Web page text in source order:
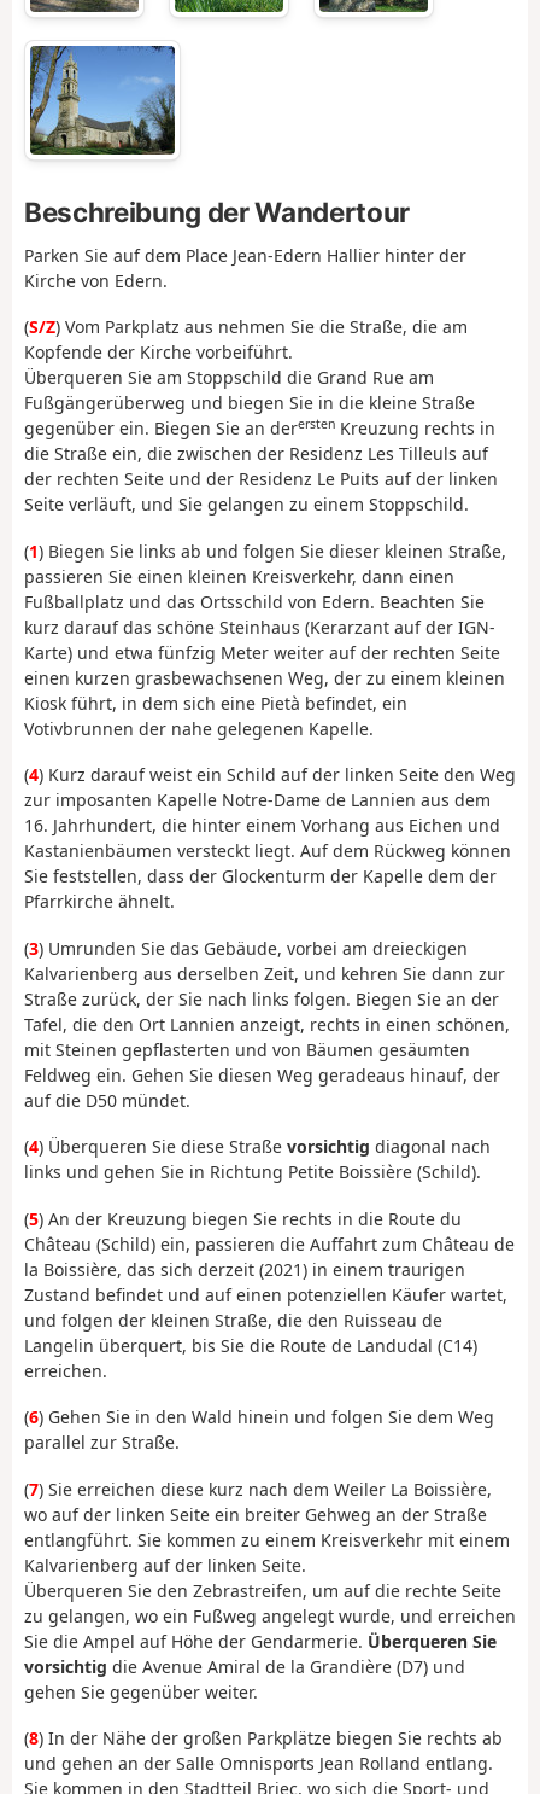
Beschreibung der Wandertour
Parken Sie auf dem Place Jean-Edern Hallier hinter der
Kirche von Edern.
(S/Z) Vom Parkplatz aus nehmen Sie die Straße, die am
Kopfende der Kirche vorbeiführt.
Überqueren Sie am Stoppschild die Grand Rue am
Fußgängerüberweg und biegen Sie in die kleine Straße
gegenüber ein. Biegen Sie an derersten Kreuzung rechts in
die Straße ein, die zwischen der Residenz Les Tilleuls auf
der rechten Seite und der Residenz Le Puits auf der linken
Seite verläuft, und Sie gelangen zu einem Stoppschild.
(1) Biegen Sie links ab und folgen Sie dieser kleinen Straße,
passieren Sie einen kleinen Kreisverkehr, dann einen
Fußballplatz und das Ortsschild von Edern. Beachten Sie
kurz darauf das schöne Steinhaus (Kerarzant auf der IGN-
Karte) und etwa fünfzig Meter weiter auf der rechten Seite
einen kurzen grasbewachsenen Weg, der zu einem kleinen
Kiosk führt, in dem sich eine Pietà befindet, ein
Votivbrunnen der nahe gelegenen Kapelle.
(4) Kurz darauf weist ein Schild auf der linken Seite den Weg
zur imposanten Kapelle Notre-Dame de Lannien aus dem
16. Jahrhundert, die hinter einem Vorhang aus Eichen und
Kastanienbäumen versteckt liegt. Auf dem Rückweg können
Sie feststellen, dass der Glockenturm der Kapelle dem der
Pfarrkirche ähnelt.
(3) Umrunden Sie das Gebäude, vorbei am dreieckigen
Kalvarienberg aus derselben Zeit, und kehren Sie dann zur
Straße zurück, der Sie nach links folgen. Biegen Sie an der
Tafel, die den Ort Lannien anzeigt, rechts in einen schönen,
mit Steinen gepflasterten und von Bäumen gesäumten
Feldweg ein. Gehen Sie diesen Weg geradeaus hinauf, der
auf die D50 mündet.
(4) Überqueren Sie diese Straße vorsichtig diagonal nach
links und gehen Sie in Richtung Petite Boissière (Schild).
(5) An der Kreuzung biegen Sie rechts in die Route du
Château (Schild) ein, passieren die Auffahrt zum Château de
la Boissière, das sich derzeit (2021) in einem traurigen
Zustand befindet und auf einen potenziellen Käufer wartet,
und folgen der kleinen Straße, die den Ruisseau de
Langelin überquert, bis Sie die Route de Landudal (C14)
erreichen.
(6) Gehen Sie in den Wald hinein und folgen Sie dem Weg
parallel zur Straße.
(7) Sie erreichen diese kurz nach dem Weiler La Boissière,
wo auf der linken Seite ein breiter Gehweg an der Straße
entlangführt. Sie kommen zu einem Kreisverkehr mit einem
Kalvarienberg auf der linken Seite.
Überqueren Sie den Zebrastreifen, um auf die rechte Seite
zu gelangen, wo ein Fußweg angelegt wurde, und erreichen
Sie die Ampel auf Höhe der Gendarmerie. Überqueren Sie
vorsichtig die Avenue Amiral de la Grandière (D7) und
gehen Sie gegenüber weiter.
(8) In der Nähe der großen Parkplätze biegen Sie rechts ab
und gehen an der Salle Omnisports Jean Rolland entlang.
Sie kommen in den Stadtteil Briec, wo sich die Sport- und